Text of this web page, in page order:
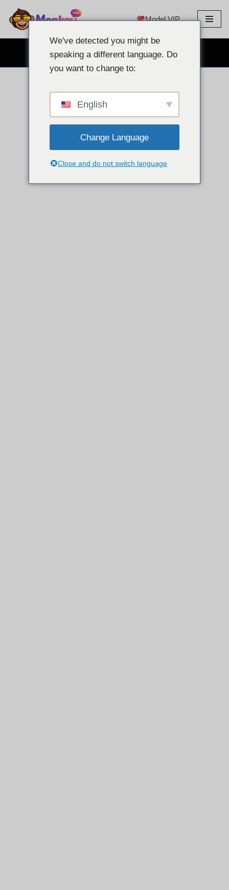
Langkau
ke
Model VIP
SEMBANG WEBCAM PERCUMA
We've detected you might be
speaking a different language. Do
you want to change to:
English
Change Language
Close and do not switch language